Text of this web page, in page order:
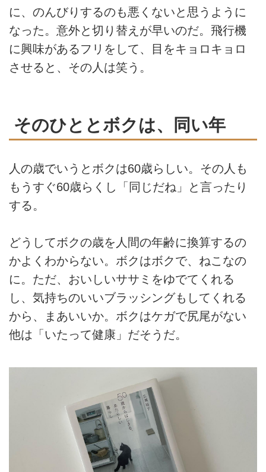
に、のんびりするのも悪くないと思うように
なった。意外と切り替えが早いのだ。飛行機
に興味があるフリをして、目をキョロキョロ
させると、その人は笑う。
そのひととボクは、同い年
人の歳でいうとボクは60歳らしい。その人も
もうすぐ60歳らくし「同じだね」と言ったり
する。
どうしてボクの歳を人間の年齢に換算するの
かよくわからない。ボクはボクで、ねこなの
に。ただ、おいしいササミをゆでてくれる
し、気持ちのいいブラッシングもしてくれる
から、まあいいか。ボクはケガで尻尾がない
他は「いたって健康」だそうだ。